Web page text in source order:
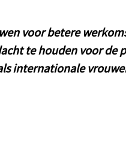
voor betere
te houden voor de
internationale